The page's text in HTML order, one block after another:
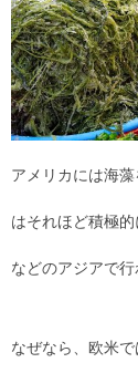
アメリカには海
はそれほど積極
などのアジアで行
なぜなら、欧米